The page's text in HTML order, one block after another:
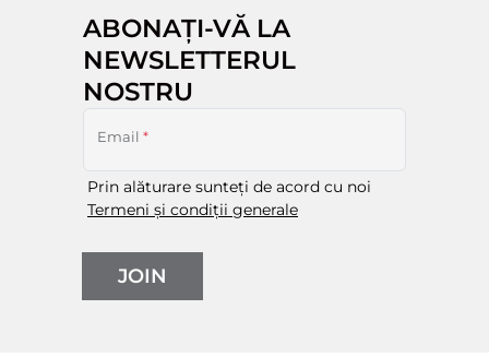
ABONAȚI-VĂ LA
NEWSLETTERUL
NOSTRU
Email *
Prin alăturare sunteți de acord cu noi
Termeni și condiții generale
JOIN